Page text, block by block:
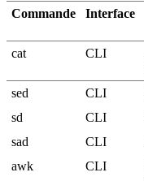
Commande Interface
cat
CLI
sed CLI
sd
CLI
sad
CLI
awk
CLI